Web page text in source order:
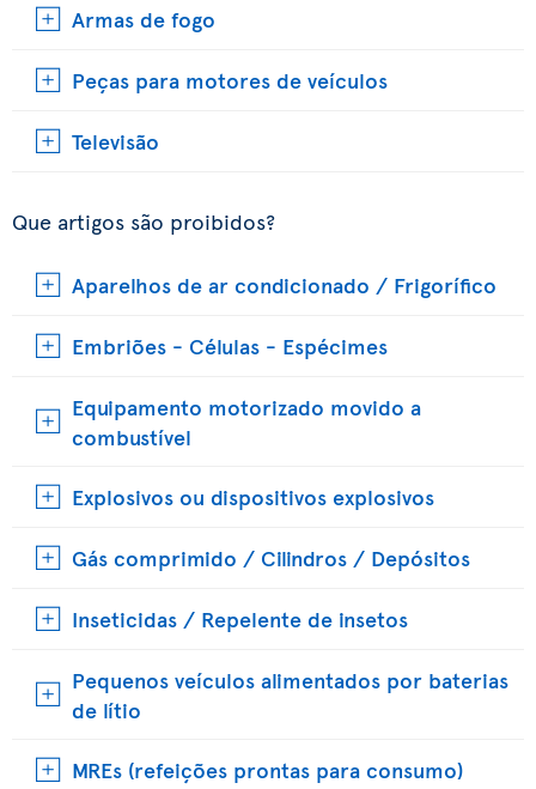
Armas de fogo
Peças para motores de veículos
Televisão
Que artigos são proibidos?
Aparelhos de ar condicionado / Frigorífico
Embriões - Células - Espécimes
Equipamento motorizado movido a
combustível
Explosivos ou dispositivos explosivos
Gás comprimido / Cilindros / Depósitos
Inseticidas / Repelente de insetos
Pequenos veículos alimentados por baterias
de lítio
MREs (refeições prontas para consumo)